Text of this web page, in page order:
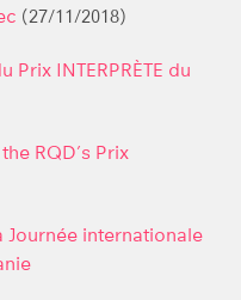
(27/11/2018)
Prix INTERPRÈTE du
RQD’s Prix
internationale